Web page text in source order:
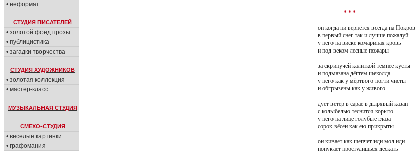
• неформат
СТУДИЯ ПИСАТЕЛЕЙ
• золотой фонд прозы
• публицистика
• загадки творчества
СТУДИЯ ХУДОЖНИКОВ
• золотая коллекция
• мастер-класс
МУЗЫКАЛЬНАЯ СТУДИЯ
СМЕХО-СТУДИЯ
• веселые картинки
• графомания
* * *
он когда ни вернётся всегда на Покров
в первый снег так и лучше пожалуй
у него на виске комариная кровь
и под веком лесные пожары
за скрипучей калиткой темнее кусты
и подмазана дёгтем щеколда
у него как у мёртвого ногти чисты
и обгрызены как у живого
дует ветер в сарае в дырявый казан
с колыбелью теснится корыто
у него на лице голубые глаза
сорок вёсен как ею прикрыты
он кивает как шепчет иди мол иди
понукает простудишься дескать